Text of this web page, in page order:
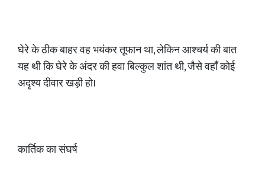
घेरे के ठीक बाहर वह भयंकर तूफान था, लेकिन आश्चर्य की बात
यह थी कि घेरे के अंदर की हवा बिल्कुल शांत थी, जैसे वहाँ कोई
अदृश्य दीवार खड़ी हो।
कार्तिक का संघर्ष